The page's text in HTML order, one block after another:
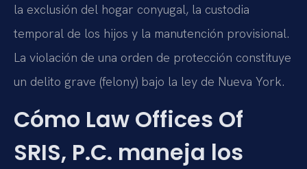
la exclusión del hogar conyugal, la custodia
temporal de los hijos y la manutención provisional.
La violación de una orden de protección constituye
un delito grave (felony) bajo la ley de Nueva York.
Cómo Law Offices Of
SRIS, P.C. maneja los